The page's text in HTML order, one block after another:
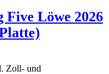
Five Löwe 2026
Zoll- und